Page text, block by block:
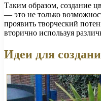
Таким образом, создание
— это не только
проявить творческий
вторично используя
Идеи для